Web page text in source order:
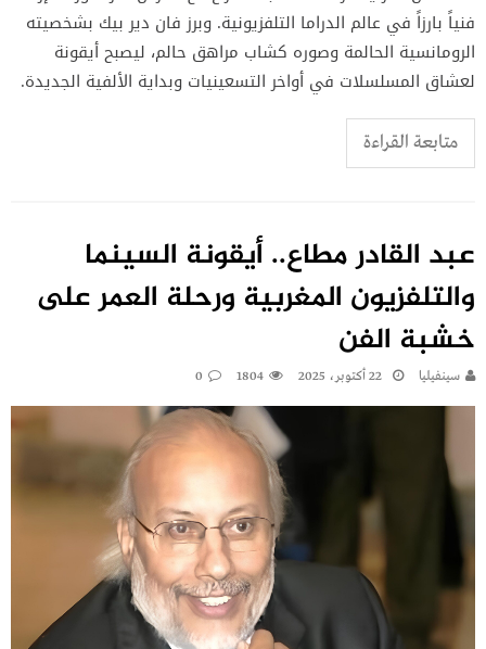
فنياً بارزاً في عالم الدراما التلفزيونية. وبرز فان دير بيك بشخصيته
الرومانسية الحالمة وصوره كشاب مراهق حالم، ليصبح أيقونة
لعشاق المسلسلات في أواخر التسعينيات وبداية الألفية الجديدة.
متابعة القراءة
عبد القادر مطاع.. أيقونة السينما
والتلفزيون المغربية ورحلة العمر على
خشبة الفن
سينفيليا 22 أكتوبر، 2025 1804
0